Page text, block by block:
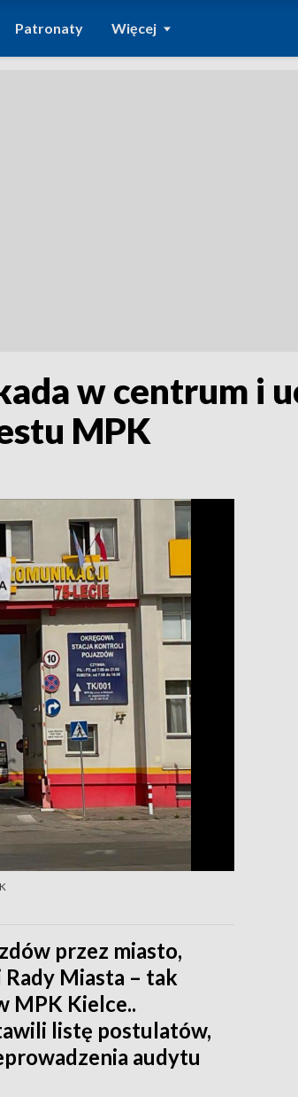
Patronaty Więcej
w centrum i
MPK
przez miasto,
Rady Miasta – tak
MPK Kielce..
listę postulatów,
audytu